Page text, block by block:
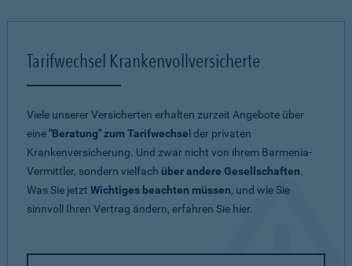
Tarifwechsel Krankenvollversicherte
Viele unserer Versicherten erhalten zurzeit Angebote über
eine"Beratung" zum Tarifwechse l der privaten
Krankenversicherung. Und zwar nicht von ihrem Barmenia-
Vermittler, sondern vielfach über andere Gesellschaften.
Was Sie jetzt Wichtiges beachten müssen, und wie Sie
sinnvoll Ihren Vertrag ändern, erfahren Sie hier.